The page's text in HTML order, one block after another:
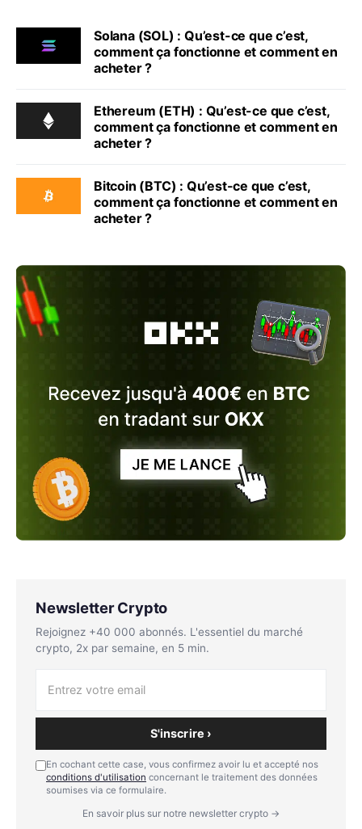
Solana (SOL) : Qu’est-ce que c’est,
comment ça fonctionne et comment en
acheter ?
Ethereum (ETH) : Qu’est-ce que c’est,
comment ça fonctionne et comment en
acheter ?
Bitcoin (BTC) : Qu’est-ce que c’est,
comment ça fonctionne et comment en
acheter ?
Newsletter Crypto
Rejoignez +40 000 abonnés. L'essentiel du marché
crypto, 2x par semaine, en 5 min.
S'inscrire ›
En cochant cette case, vous confirmez avoir lu et accepté nos
conditions d'utilisation concernant le traitement des données
soumises via ce formulaire.
En savoir plus sur notre newsletter crypto →